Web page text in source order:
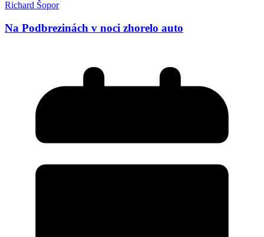
Richard Šopor
Na Podbrezinách v noci zhorelo auto